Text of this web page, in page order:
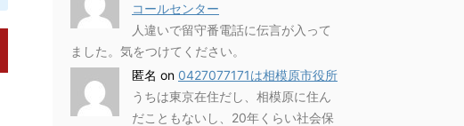
コールセンター
人違いで留守番電話に伝言が入って
ました。気をつけてください。
匿名 on 0427077171は相模原市役所
うちは東京在住だし、相模原に住ん
だこともないし、20年くらい社会保